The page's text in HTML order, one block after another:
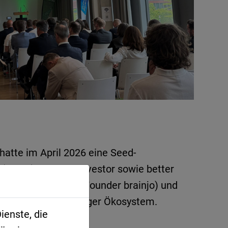
hatte im April 2026 eine Seed-
als Lead-Investor sowie better
(Co-Founder brainjo) und
das Regensburger Ökosystem.
die